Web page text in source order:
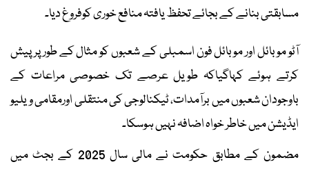
مسابقتی بنانے کے بجائے تحفظ یافتہ منافع خوری کوفروغ دیا۔
آٹو موبائل اور موبائل فون اسمبلی کے شعبوں کو مثال کے طور پر پیش
کرتے ہوئے کہاگیاکہ طویل عرصے تک خصوصی مراعات کے
باوجودان شعبوں میں برآمدات، ٹیکنالوجی کی منتقلی اورمقامی ویلیو
ایڈیشن میں خاطر خواہ اضافہ نہیں ہوسکا۔
مضمون کے مطابق حکومت نے مالی سال 2025 کے بجٹ میں